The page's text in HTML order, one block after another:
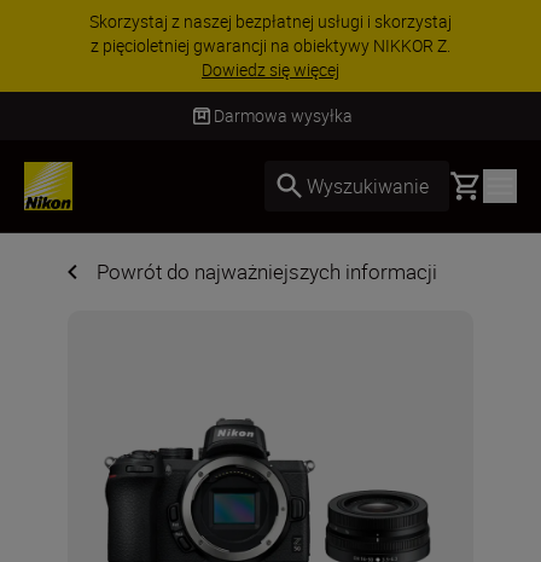
PROMOCJA NA AKCESORIA | Oszczędź 15% na
wybranych akcesoriach i skompletuj swój
zestaw już dzisiaj!KUP TERAZ
Darmowa wysyłka
Wyszukiwanie Basket
Powrót do najważniejszych informacji